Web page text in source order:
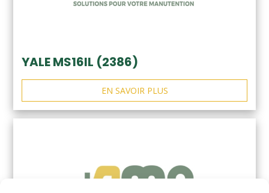
YALE MS16IL (2386)
EN SAVOIR PLUS